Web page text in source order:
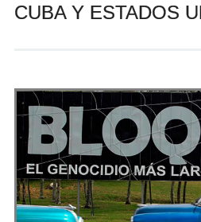
CUBA Y ESTADOS